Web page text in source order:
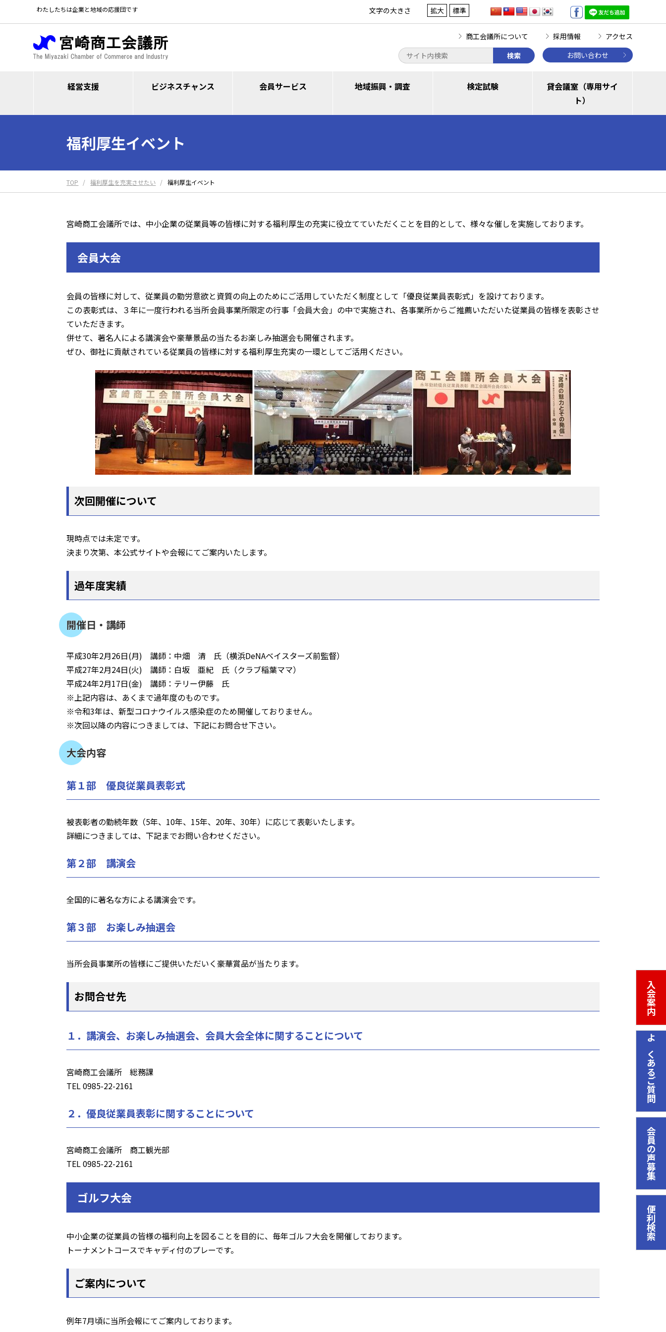
わたしたちは企業と地域の応援団です 文字の大きさ 拡大 標準
商工会議所について 採用情報
アクセス
検索
お問い合わせ
経営支援 ビジネスチャンス 会員サービス 地域振興・調査 検定試験
貸会議室（専用サイ
ト）
福利厚生イベント
TOP 福利厚生を充実させたい 福利厚生イベント
宮崎商工会議所では、中小企業の従業員等の皆様に対する福利厚生の充実に役立てていただくことを目的として、様々な催しを実施しております。
会員大会
会員の皆様に対して、従業員の勤労意欲と資質の向上のためにご活用していただく制度として「優良従業員表彰式」を設けております。
この表彰式は、３年に一度行われる当所会員事業所限定の行事「会員大会」の中で実施され、各事業所からご推薦いただいた従業員の皆様を表彰させ
ていただきます。
併せて、著名人による講演会や豪華景品の当たるお楽しみ抽選会も開催されます。
ぜひ、御社に貢献されている従業員の皆様に対する福利厚生充実の一環としてご活用ください。
次回開催について
現時点では未定です。
決まり次第、本公式サイトや会報にてご案内いたします。
過年度実績
開催日・講師
平成30年2月26日(月) 講師：中畑 清 氏（横浜DeNAベイスターズ前監督）
平成27年2月24日(火) 講師：白坂 亜紀 氏（クラブ稲葉ママ）
平成24年2月17日(金) 講師：テリー伊藤 氏
※上記内容は、あくまで過年度のものです。
※令和3年は、新型コロナウイルス感染症のため開催しておりません。
※次回以降の内容につきましては、下記にお問合せ下さい。
大会内容
第１部 優良従業員表彰式
被表彰者の勤続年数（5年、10年、15年、20年、30年）に応じて表彰いたします。
詳細につきましては、下記までお問い合わせください。
第２部 講演会
全国的に著名な方による講演会です。
第３部 お楽しみ抽選会
当所会員事業所の皆様にご提供いただいく豪華賞品が当たります。
お問合せ先
１．講演会、お楽しみ抽選会、会員大会全体に関することについて
宮崎商工会議所 総務課
TEL 0985-22-2161
２．優良従業員表彰に関することについて
宮崎商工会議所 商工観光部
TEL 0985-22-2161
ゴルフ大会
中小企業の従業員の皆様の福利向上を図ることを目的に、毎年ゴルフ大会を開催しております。
トーナメントコースでキャディ付のプレーです。
ご案内について
例年7月頃に当所会報にてご案内しております。
入会案内
よくあるご質問
会員の声募集
便利検索